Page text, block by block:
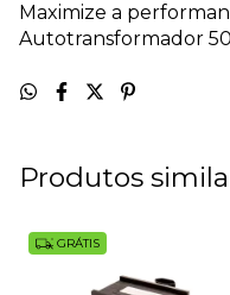
Maximize a
Autotransformador
Produtos
GRÁTIS